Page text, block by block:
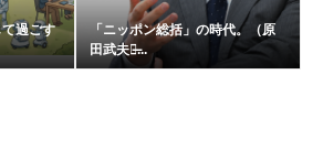
て過ごす
「ニッポン総括」の時代。（原
田武夫の̶...